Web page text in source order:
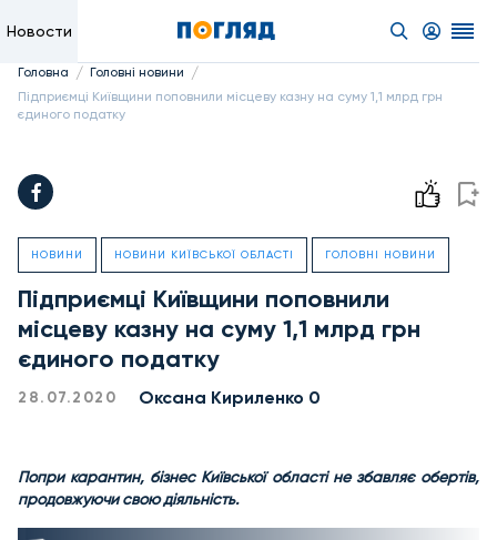
Новости
Головна / Головні новини /
Підприємці Київщини поповнили місцеву казну на суму 1,1 млрд грн
єдиного податку
НОВИНИ НОВИНИ КИЇВСЬКОЇ ОБЛАСТІ ГОЛОВНІ НОВИНИ
Підприємці Київщини поповнили
місцеву казну на суму 1,1 млрд грн
єдиного податку
28.07.2020 Оксана Кириленко 0
Попри карантин, бізнес Київської області не збавляє обертів,
продовжуючи свою діяльність.